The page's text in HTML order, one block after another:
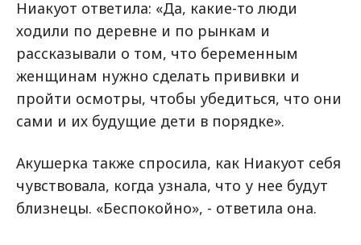
Ниакуот ответила: «Да, какие-то люди
ходили по деревне и по рынкам и
рассказывали о том, что беременным
женщинам нужно сделать прививки и
пройти осмотры, чтобы убедиться, что они
сами и их будущие дети в порядке».
Акушерка также спросила, как Ниакуот себя
чувствовала, когда узнала, что у нее будут
близнецы. «Беспокойно», - ответила она.